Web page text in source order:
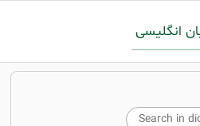
انگلیسی